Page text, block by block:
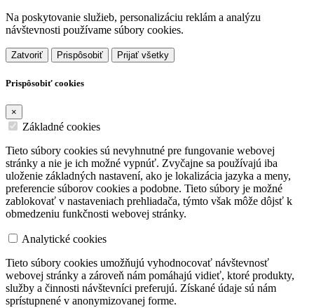
Na poskytovanie služieb, personalizáciu reklám a analýzu
návštevnosti používame súbory cookies.
Zatvoriť Prispôsobiť Prijať všetky
Prispôsobiť cookies
×
Základné cookies
Tieto súbory cookies sú nevyhnutné pre fungovanie webovej
stránky a nie je ich možné vypnúť. Zvyčajne sa používajú iba
uloženie základných nastavení, ako je lokalizácia jazyka a meny,
preferencie súborov cookies a podobne. Tieto súbory je možné
zablokovať v nastaveniach prehliadača, týmto však môže dôjsť k
obmedzeniu funkčnosti webovej stránky.
Analytické cookies
Tieto súbory cookies umožňujú vyhodnocovať návštevnosť
webovej stránky a zároveň nám pomáhajú vidieť, ktoré produkty,
služby a činnosti návštevníci preferujú. Získané údaje sú nám
sprístupnené v anonymizovanej forme.